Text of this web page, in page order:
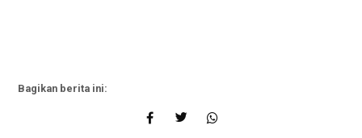
Bagikan berita ini: